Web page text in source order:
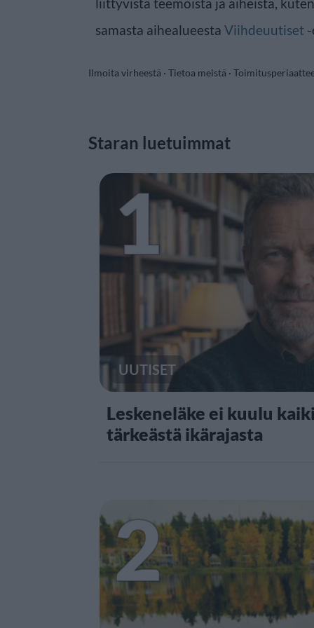
samasta aihealueesta Viihdeuutiset
Ilmoita virheestä · Tietoa meistä ·
Staran luetuimmat
1
UUTISET
Leskeneläke ei kuulu
tärkeästä ikärajasta
2